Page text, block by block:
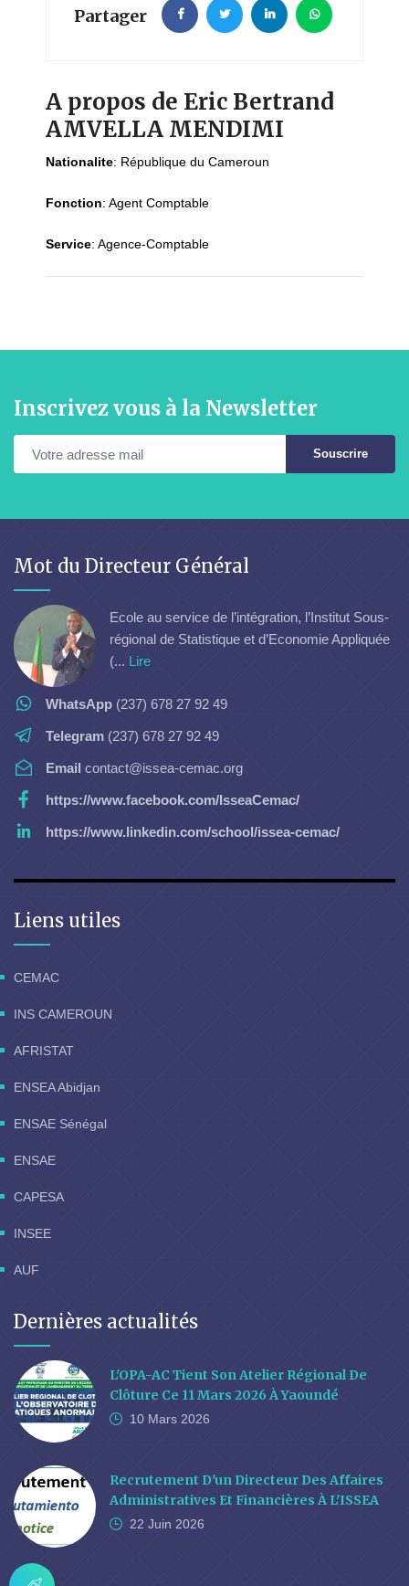
Partager
A propos de Eric Bertrand
AMVELLA MENDIMI
Nationalite: République du Cameroun
Fonction: Agent Comptable
Service: Agence-Comptable
Inscrivez vous à la Newsletter
Souscrire
Mot du Directeur Général
Ecole au service de l’intégration, l’Institut Sous-
régional de Statistique et d’Economie Appliquée
(... Lire
WhatsApp (237) 678 27 92 49
Telegram (237) 678 27 92 49
Email contact@issea-cemac.org
https://www.facebook.com/IsseaCemac/
https://www.linkedin.com/school/issea-cemac/
Liens utiles
CEMAC
INS CAMEROUN
AFRISTAT
ENSEA Abidjan
ENSAE Sénégal
ENSAE
CAPESA
INSEE
AUF
Dernières actualités
L'OPA-AC Tient Son Atelier Régional De
Clôture Ce 11 Mars 2026 À Yaoundé
10 Mars 2026
Recrutement D'un Directeur Des Affaires
Administratives Et Financières À L'ISSEA
22 Juin 2026